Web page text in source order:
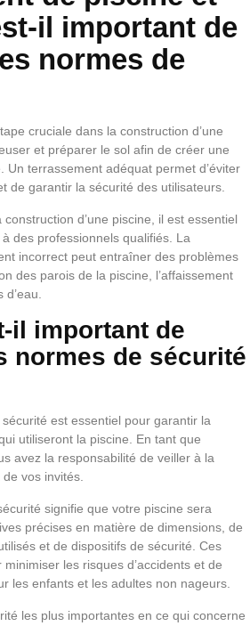
il important de
normes de
cruciale dans la construction d’une
et préparer le sol afin de créer une
Un terrassement adéquat permet d’éviter
de garantir la sécurité des utilisateurs.
d’une piscine, il est essentiel
des professionnels qualifiés. La
incorrect peut entraîner des problèmes
des parois de la piscine, l’affaissement
il important de
normes de sécurité
est essentiel pour garantir la
utiliseront la piscine. En tant que
avez la responsabilité de veiller à la
vos invités.
signifie que votre piscine sera
précises en matière de dimensions, de
et de dispositifs de sécurité. Ces
les risques d’accidents et de
les enfants et les adultes non nageurs.
les plus importantes en ce qui concerne